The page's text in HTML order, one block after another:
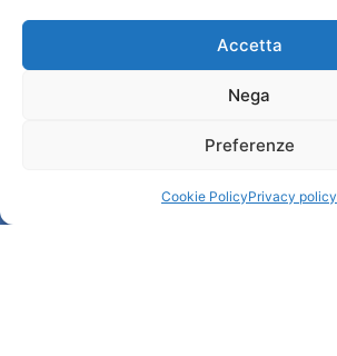
Accetta
Nega
Preferenze
Cookie PolicyPrivacy policy
Credits